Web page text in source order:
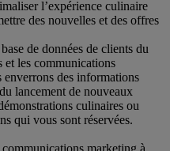
l’expérience culinaire
des nouvelles et des offres
de données de clients du
et les communications
des informations
lancement de nouveaux
culinaires ou
qui vous sont réservées.
marketing à